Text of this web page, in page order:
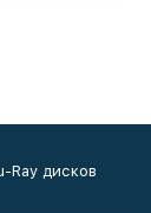
Ray дисков